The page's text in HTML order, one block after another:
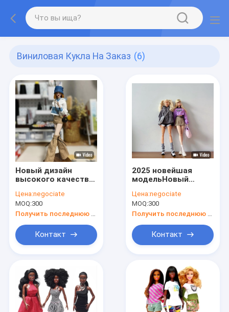
Виниловая Кукла На Заказ (6)
Новый дизайн
высокого качества
одежда для 1/6 bjd
кукла
Цена:negociate
MOQ:300
Контакт
2025 новейшая
модельНовый
качество 30 см
Барби Blyth кукла
одежда для 1/6 bjd
кукла
Цена:negociate
MOQ:300
Контакт